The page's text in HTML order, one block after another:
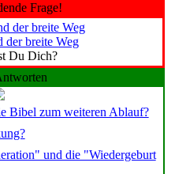
Frage!
der breite Weg
Du Dich?
Bibel zum weiteren Ablauf?
und die "Wiedergeburt